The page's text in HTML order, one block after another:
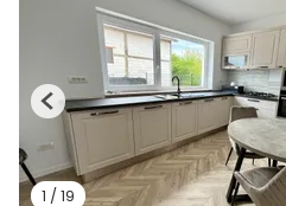
1 /19
Previous